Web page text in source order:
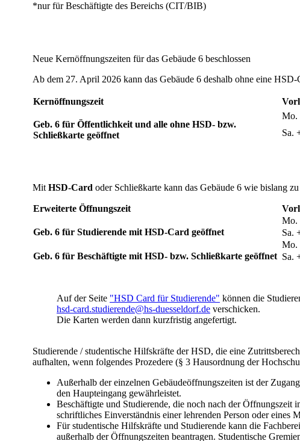
*nur für Beschäftigte des Bereichs (CIT/BIB) ​
Neue Kernöffnungszeiten für das Gebäude 6 beschlossen
Ab dem 27. April 2026 kann das Gebäude 6 deshalb ohne eine
Kernöffnungszeit
Geb. 6 für Öffentlichkeit und alle ohne HSD- bzw.
Schließkarte geöffnet
​Mo.
​Sa.
MitHSD-Card oder Schließkarte kann das Gebäude 6 wie bislang
​Erweiterte Öffnungszeit
​Geb. 6 für Studierende mit HSD-Card geöffnet
​Mo.
​Sa.
Geb. 6 für Beschäftigte m​it HSD- bzw. Schließkarte geöffnet
​Mo.
​Sa.
Auf der Seite "HSD Card für​​​ Studierende" können die
hsd-card.studierende@hs-duesseldorf.de​ ​ verschicken.
​Die Karten werden dann kurzfristig angefertigt. ​
Studierende / studentische Hilfskräfte der HSD, die eine
aufhalten, wenn folgendes Prozedere (§ 3 Hausordnung der
Außerhalb der einzelnen Gebäudeöffnungszeiten ist der
den Haupteingang gewährleistet.
Beschäftigte und Studierende, die noch nach der Öffnungszeit
schriftliches Einverständnis einer lehrenden Person oder eines
Für studentische Hilfskräfte und Studierende kann die
außerhalb der Öffnungszeiten beantragen. Studentische